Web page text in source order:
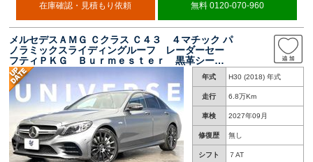
在庫確認・見積もり依頼 無料 0120-070-960
メルセデスＡＭＧ Ｃクラス Ｃ４３ ４マチック パ
ノラミックスライディングルーフ レーダーセー
フティＰＫＧ Ｂｕｒｍｅｓｔｅｒ 黒革シー
ト ヘッドアップディスプレイ コックピットデ
ィスプレイ カープレイ バックカメラ クリア
ランスソナー
年式 H30 (2018) 年式
走行 6.8万Km
車検 2027年09月
修復歴 無し
シフト ７AT